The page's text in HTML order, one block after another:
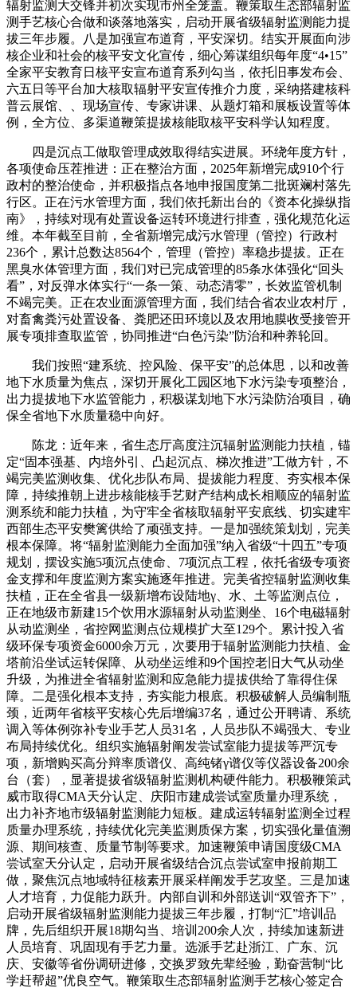
辐射监测大交锋并初次实现市州全笼盖。鞭策取生态部辐射监
测手艺核心合做和谈落地落实，启动开展省级辐射监测能力提
拔三年步履。八是加强宣布道育，平安深切。结实开展面向涉
核企业和社会的核平安文化宣传，细心筹谋组织每年度“4•15”
全家平安教育日核平安宣布道育系列勾当，依托旧事发布会、
六五日等平台加大核取辐射平安宣传推介力度，采纳搭建核科
普云展馆、、现场宣传、专家讲课、从题灯箱和展板设置等体
例，全方位、多渠道鞭策提拔核能取核平安科学认知程度。
四是沉点工做取管理成效取得结实进展。环绕年度方针，
各项使命压茬推进：正在整治方面，2025年新增完成910个行
政村的整治使命，并积极指点各地申报国度第二批斑斓村落先
行区。正在污水管理方面，我们依托新出台的《资本化操纵指
南》，持续对现有处置设备运转环境进行排查，强化规范化运
维。本年截至目前，全省新增完成污水管理（管控）行政村
236个，累计总数达8564个，管理（管控）率稳步提拔。正在
黑臭水体管理方面，我们对已完成管理的85条水体强化“回头
看”，对反弹水体实行“一条一策、动态清零”，长效监管机制
不竭完美。正在农业面源管理方面，我们结合省农业农村厅，
对畜禽粪污处置设备、粪肥还田环境以及农用地膜收受接管开
展专项排查取监管，协同推进“白色污染”防治和种养轮回。
我们按照“建系统、控风险、保平安”的总体思，以和改善
地下水质量为焦点，深切开展化工园区地下水污染专项整治，
出力提拔地下水监管能力，积极谋划地下水污染防治项目，确
保全省地下水质量稳中向好。
陈龙：近年来，省生态厅高度注沉辐射监测能力扶植，锚
定“固本强基、内培外引、凸起沉点、梯次推进”工做方针，不
竭完美监测收集、优化步队布局、提拔能力程度、夯实根本保
障，持续推朝上进步核能核手艺财产结构成长相顺应的辐射监
测系统和能力扶植，为守牢全省核取辐射平安底线、切实建牢
西部生态平安樊篱供给了顽强支持。一是加强统策划划，完美
根本保障。将“辐射监测能力全面加强”纳入省级“十四五”专项
规划，摆设实施5项沉点使命、7项沉点工程，依托省级专项资
金支撑和年度监测方案实施逐年推进。完美省控辐射监测收集
扶植，正在全省县一级新增布设陆地γ、水、土等监测点位，
正在地级市新建15个饮用水源辐射从动监测坐、16个电磁辐射
从动监测坐，省控网监测点位规模扩大至129个。累计投入省
级环保专项资金6000余万元，次要用于辐射监测能力扶植、金
塔前沿坐试运转保障、从动坐运维和9个国控老旧大气从动坐
升级，为推进全省辐射监测和应急能力提拔供给了靠得住保
障。二是强化根本支持，夯实能力根底。积极破解人员编制瓶
颈，近两年省核平安核心先后增编37名，通过公开聘请、系统
调入等体例弥补专业手艺人员31名，人员步队不竭强大、专业
布局持续优化。组织实施辐射阐发尝试室能力提拔等严沉专
项，新增购买高分辩率质谱仪、高纯锗γ谱仪等仪器设备200余
台（套），显著提拔省级辐射监测机构硬件能力。积极鞭策武
威市取得CMA天分认定、庆阳市建成尝试室质量办理系统，
出力补齐地市级辐射监测能力短板。建成运转辐射监测全过程
质量办理系统，持续优化完美监测质保方案，切实强化量值溯
源、期间核查、质量节制等要求。加速鞭策申请国度级CMA
尝试室天分认定，启动开展省级结合沉点尝试室申报前期工
做，聚焦沉点地域特征核素开展采样阐发手艺攻坚。三是加速
人才培育，力促能力跃升。内部自训和外部送训“双管齐下”，
启动开展省级辐射监测能力提拔三年步履，打制“汇”培训品
牌，先后组织开展18期勾当、培训200余人次，持续加速新进
人员培育、巩固现有手艺力量。选派手艺赴浙江、广东、沉
庆、安徽等省份调研进修，交换罗致先辈经验，勤奋营制“比
学赶帮超”优良空气。鞭策取生态部辐射监测手艺核心签定合